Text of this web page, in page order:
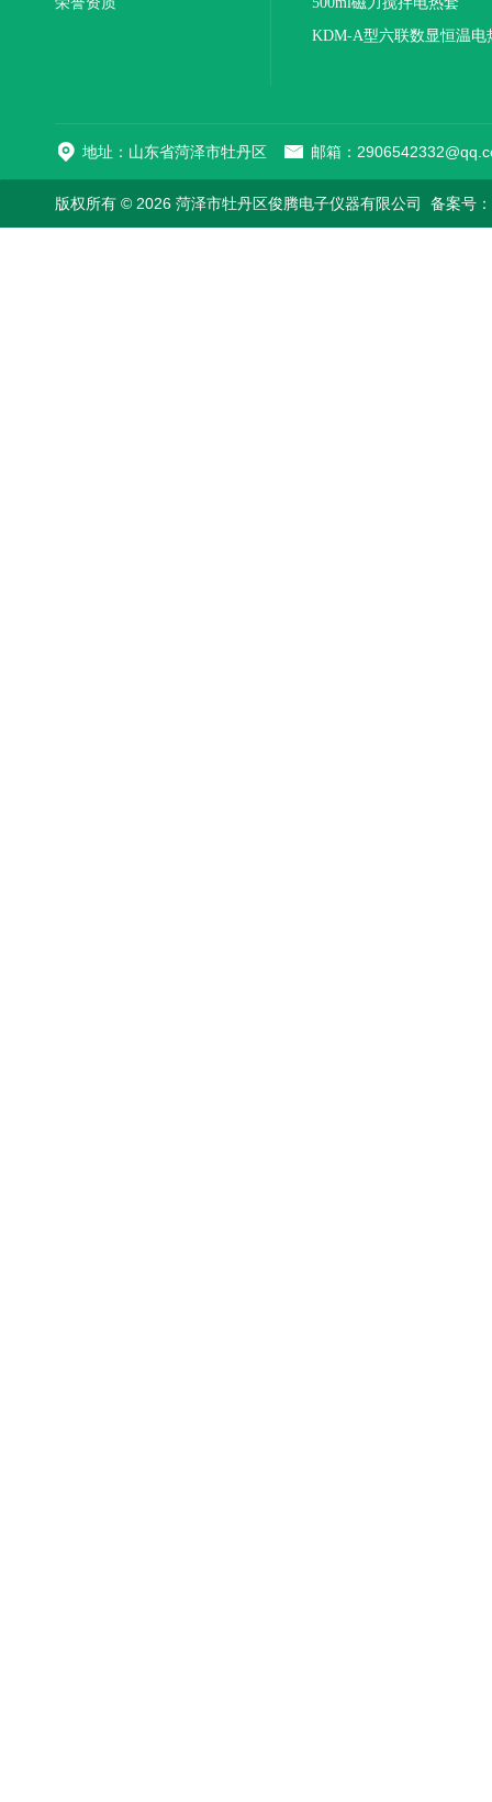
KDM-A型六联数显恒温电
地址：山东省菏泽市牡丹区 邮箱：
版权所有 © 2026 菏泽市牡丹区俊腾电子仪器有限公司 备案号